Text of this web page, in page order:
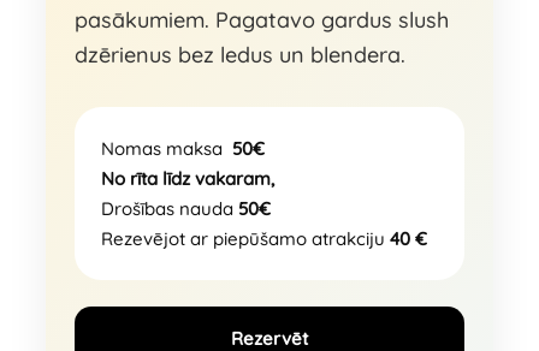
pasākumiem. Pagatavo gardus slush
dzērienus bez ledus un blendera.
Nomas maksa 50€
No rīta līdz vakaram,
Drošības nauda 50€
Rezevējot ar piepūšamo atrakciju 40 €
Rezervēt